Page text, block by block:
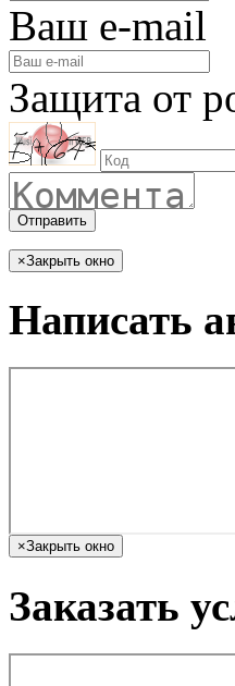
Ваш e-mail
Защита от
Отправить
×Закрыть окно
Написать
×Закрыть окно
Заказать